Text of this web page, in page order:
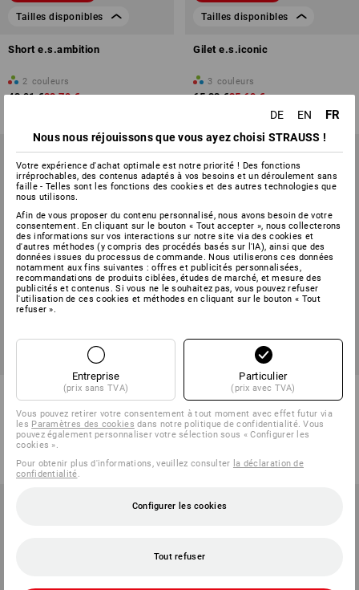
Tailles disponibles
Short e.s.ambition
2 couleurs
43,91 €23,79 €
Tailles disponibles
Gilet e.s.iconic
3 couleurs
65,33 €35,69 €
Tailles disponibles
Fonctionnelle short e.s.trail,
femmes
1 couleur
59,38 €29,74 €
(TTC)
Tailles disponibles
T-shirt fonctionnel signal
e.s.ambition
3 couleurs
(TTC)
DE EN FR
Nous nous réjouissons que vous ayez choisi STRAUSS !
Votre expérience d'achat optimale est notre priorité ! Des fonctions
irréprochables, des contenus adaptés à vos besoins et un déroulement sans
faille - Telles sont les fonctions des cookies et des autres technologies que
nous utilisons.
Afin de vous proposer du contenu personnalisé, nous avons besoin de votre
consentement. En cliquant sur le bouton « Tout accepter », nous collecterons
des informations sur vos interactions sur notre site via des cookies et
d'autres méthodes (y compris des procédés basés sur l'IA), ainsi que des
données issues du processus de commande. Nous utiliserons ces données
notamment aux fins suivantes : offres et publicités personnalisées,
recommandations de produits ciblées, études de marché, et mesure des
publicités et contenus. Si vous ne le souhaitez pas, vous pouvez refuser
l'utilisation de ces cookies et méthodes en cliquant sur le bouton « Tout
refuser ».
Entreprise
(prix sans TVA)
Particulier
(prix avec TVA)
Vous pouvez retirer votre consentement à tout moment avec effet futur via
les Paramètres des cookies dans notre politique de confidentialité. Vous
pouvez également personnaliser votre sélection sous « Configurer les
cookies ».
Pour obtenir plus d'informations, veuillez consulter la déclaration de
confidentialité.
Configurer les cookies
Tout refuser